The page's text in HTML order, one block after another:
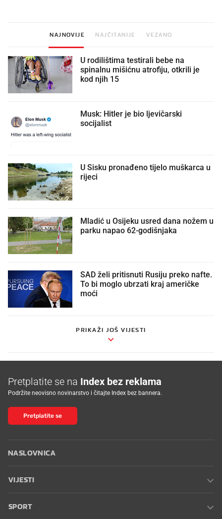
NAJNOVIJE NAJČITANIJE VEZANO
U rodilištima testirali bebe na
spinalnu mišićnu atrofiju, otkrili je
kod njih 15
Musk: Hitler je bio ljevičarski
socijalist
U Sisku pronađeno tijelo muškarca u
rijeci
Mladić u Osijeku usred dana nožem u
parku napao 62-godišnjaka
SAD želi pritisnuti Rusiju preko nafte.
To bi moglo ubrzati kraj američke
moći
PRIKAŽI JOŠ VIJESTI
Pretplatite se na Index bez reklama
Podržite neovisno novinarstvo i čitajte Index bez bannera.
Pretplatite se
NASLOVNICA
VIJESTI
SPORT